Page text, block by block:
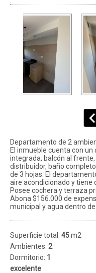
Departamento de 2
El inmueble cuenta con
integrada, balcón al
distribuidor, baño
de 3 hojas. El
aire acondicionado y tiene
Posee cochera y terraza
Abona $156.000 de
municipal y agua dentro
Superficie total: 45m2
Ambientes: 2
Dormitorio: 1
excelente